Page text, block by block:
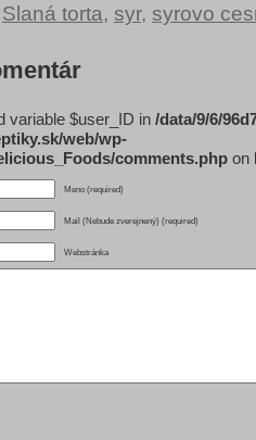
Slaná torta, syr, syrovo
variable $user_ID in /data/9/6/
web/wp-
comments.php on
Meno (required)
Mail (Nebude zverejnený) (required)
Webstránka